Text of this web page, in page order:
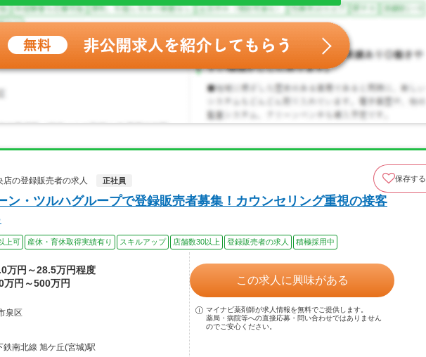
の登録販売者の求人
正社員 保存する
ン・ツルハグループで登録販売者募集！カウンセリング重視の接客
上可 産休・育休取得実績有り スキルアップ 店舗数30以上 登録販売者の求人 積極採用中
万円～28.5万円程度
万円～500万円
泉区
鉄南北線 旭ケ丘(宮城)駅
この求人に興味がある
マイナビ薬剤師が求人情報を無料でご提供します。
薬局・病院等への直接応募・問い合わせではありません
のでご安心ください。